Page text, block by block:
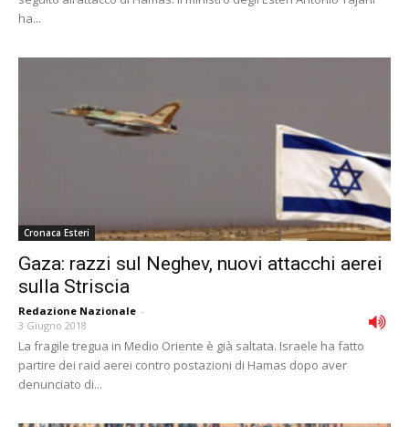
ha...
Cronaca Esteri
Gaza: razzi sul Neghev, nuovi attacchi aerei
sulla Striscia
Redazione Nazionale -
3 Giugno 2018
La fragile tregua in Medio Oriente è già saltata. Israele ha fatto
partire dei raid aerei contro postazioni di Hamas dopo aver
denunciato di...